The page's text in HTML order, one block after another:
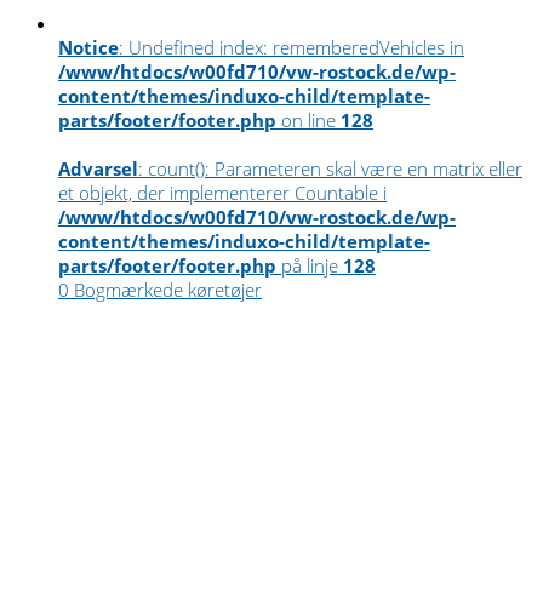
Notice: Undefined index: rememberedVehicles in
/www/htdocs/w00fd710/vw-rostock.de/wp-
content/themes/induxo-child/template-
parts/footer/footer.php on line 128
Advarsel: count(): Parameteren skal være en matrix eller
et objekt, der implementerer Countable i
/www/htdocs/w00fd710/vw-rostock.de/wp-
content/themes/induxo-child/template-
parts/footer/footer.php på linje 128
0 Bogmærkede køretøjer